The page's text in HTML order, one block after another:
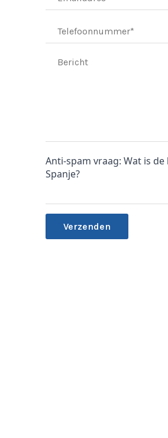
Anti-spam vraag: Wat is
Spanje?